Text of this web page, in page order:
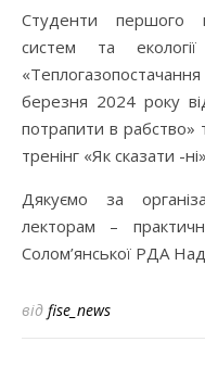
Студенти першого курсу факультету інженерних
систем та
березня 2024 року
потрапити в
тренінг «Як сказати -
Дякуємо за
лекторам –
Солом’янської РДА
від fise_news